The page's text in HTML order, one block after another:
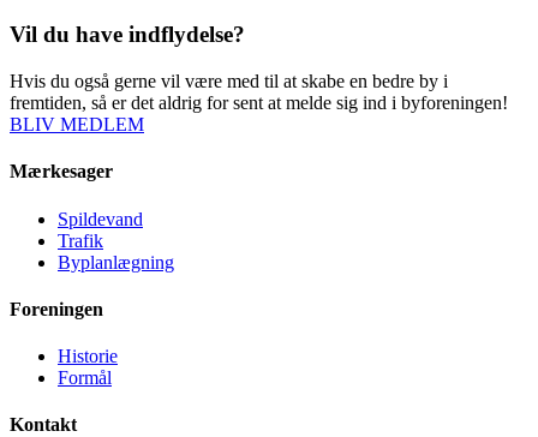
Vil du have indflydelse?
Hvis du også gerne vil være med til at skabe en bedre by i
fremtiden, så er det aldrig for sent at melde sig ind i byforeningen!
BLIV MEDLEM
Mærkesager
Spildevand
Trafik
Byplanlægning
Foreningen
Historie
Formål
Kontakt